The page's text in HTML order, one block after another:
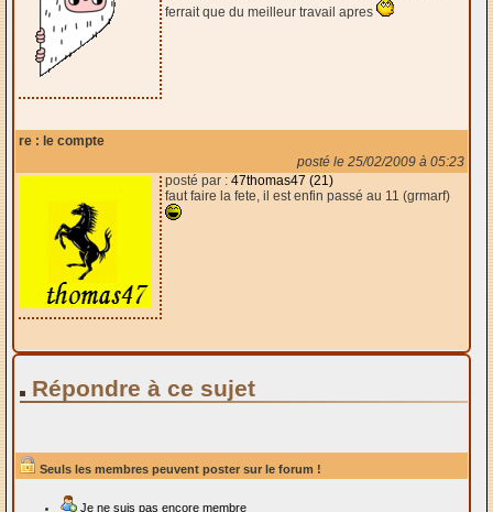
ferrait que du meilleur travail apres
re : le compte
posté le 25/02/2009 à 05:23
posté par : 47thomas47 (21)
faut faire la fete, il est enfin passé au 11 (grmarf)
Répondre à ce sujet
Seuls les membres peuvent poster sur le forum !
Je ne suis pas encore membre